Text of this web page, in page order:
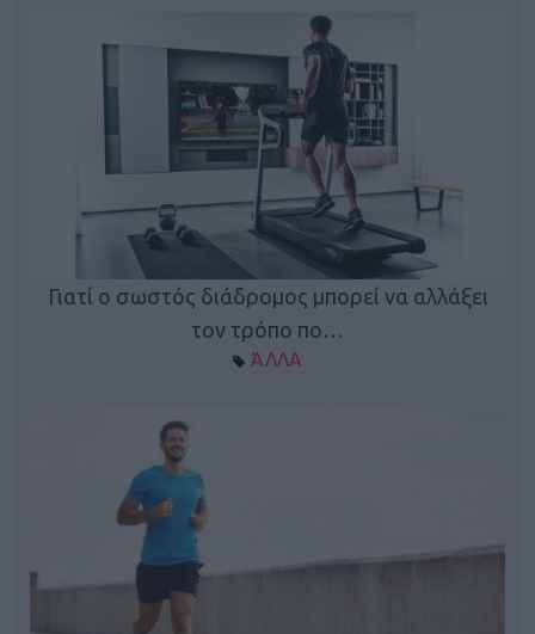
Γιατί ο σωστός διάδρομος μπορεί να αλλάξει
τον τρόπο πο…
ΆΛΛΑ